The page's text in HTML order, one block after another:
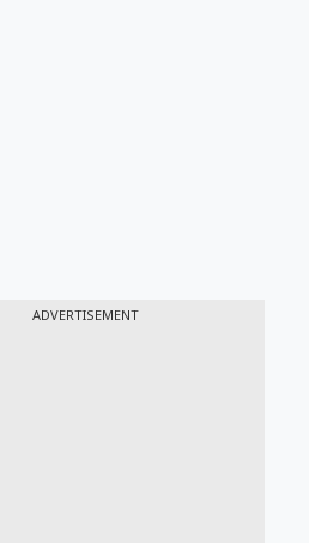
ADVERTISEMENT